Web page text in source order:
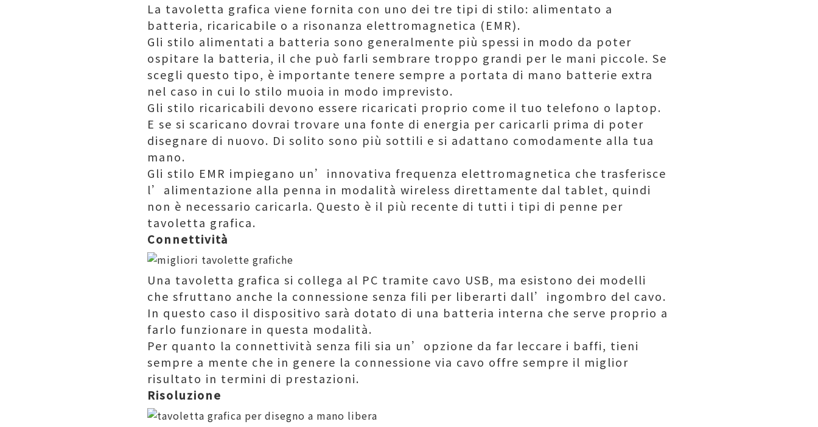
La tavoletta grafica viene fornita con uno dei tre tipi di stilo: alimentato a
batteria, ricaricabile o a risonanza elettromagnetica (EMR).
Gli stilo alimentati a batteria sono generalmente più spessi in modo da poter
ospitare la batteria, il che può farli sembrare troppo grandi per le mani piccole. Se
scegli questo tipo, è importante tenere sempre a portata di mano batterie extra
nel caso in cui lo stilo muoia in modo imprevisto.
Gli stilo ricaricabili devono essere ricaricati proprio come il tuo telefono o laptop.
E se si scaricano dovrai trovare una fonte di energia per caricarli prima di poter
disegnare di nuovo. Di solito sono più sottili e si adattano comodamente alla tua
mano.
Gli stilo EMR impiegano un’innovativa frequenza elettromagnetica che trasferisce
l’alimentazione alla penna in modalità wireless direttamente dal tablet, quindi
non è necessario caricarla. Questo è il più recente di tutti i tipi di penne per
tavoletta grafica.
Connettività
Una tavoletta grafica si collega al PC tramite cavo USB, ma esistono dei modelli
che sfruttano anche la connessione senza fili per liberarti dall’ingombro del cavo.
In questo caso il dispositivo sarà dotato di una batteria interna che serve proprio a
farlo funzionare in questa modalità.
Per quanto la connettività senza fili sia un’opzione da far leccare i baffi, tieni
sempre a mente che in genere la connessione via cavo offre sempre il miglior
risultato in termini di prestazioni.
Risoluzione